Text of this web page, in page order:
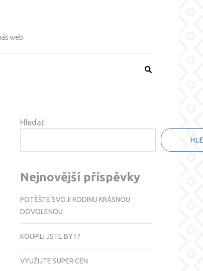
web.
Hledat
Nejnovější příspěvky
POTĚŠTE SVOJI RODINU KRÁSNOU
DOVOLENOU
KOUPILI JSTE BYT?
VYUŽIJTE SUPER CEN